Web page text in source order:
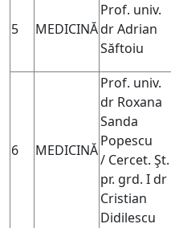
5 MEDICINĂ
Prof. univ.
dr Adrian
Săftoiu
6 MEDICINĂ
Prof. univ.
dr Roxana
Sanda
Popescu
/ Cercet. Şt.
pr. grd. I dr
Cristian
Didilescu